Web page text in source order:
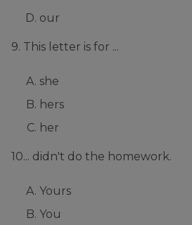
our
9. This letter is for ...
she
hers
her
10... didn't do the homework.
Yours
You